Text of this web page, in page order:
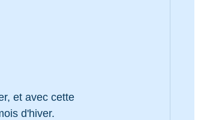
et avec cette
d'hiver.